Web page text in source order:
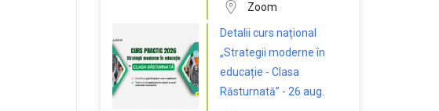
Zoom
Detalii curs național
„Strategii moderne în
educație - Clasa
Răsturnată” - 26 aug.